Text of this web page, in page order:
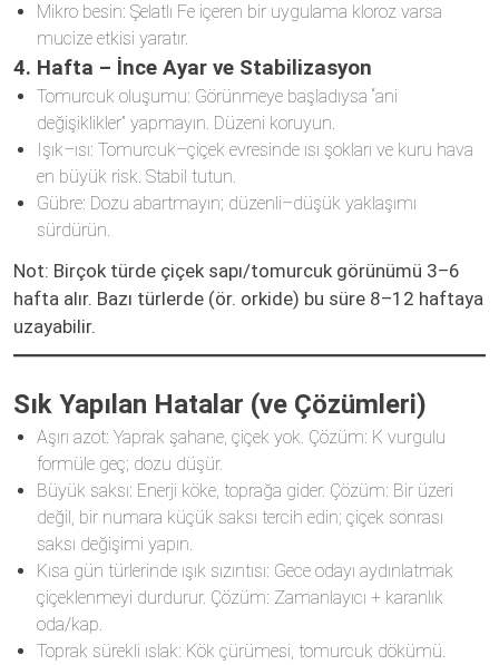
Mikro besin: Şelatlı Fe içeren bir uygulama kloroz varsa
mucize etkisi yaratır.
4. Hafta – İnce Ayar ve Stabilizasyon
Tomurcuk oluşumu: Görünmeye başladıysa “ani
değişiklikler” yapmayın. Düzeni koruyun.
Işık–ısı: Tomurcuk–çiçek evresinde ısı şokları ve kuru hava
en büyük risk. Stabil tutun.
Gübre: Dozu abartmayın; düzenli–düşük yaklaşımı
sürdürün.
Not: Birçok türde çiçek sapı/tomurcuk görünümü 3–6
hafta alır. Bazı türlerde (ör. orkide) bu süre 8–12 haftaya
uzayabilir.
Sık Yapılan Hatalar (ve Çözümleri)
Aşırı azot: Yaprak şahane, çiçek yok. Çözüm: K vurgulu
formüle geç; dozu düşür.
Büyük saksı: Enerji köke, toprağa gider. Çözüm: Bir üzeri
değil, bir numara küçük saksı tercih edin; çiçek sonrası
saksı değişimi yapın.
Kısa gün türlerinde ışık sızıntısı: Gece odayı aydınlatmak
çiçeklenmeyi durdurur. Çözüm: Zamanlayıcı + karanlık
oda/kap.
Toprak sürekli ıslak: Kök çürümesi, tomurcuk dökümü.